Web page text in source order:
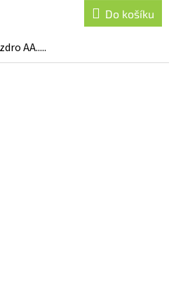
Do košíku
AA.....